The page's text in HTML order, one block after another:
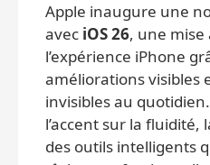
Apple inaugure une
avec iOS 26, une
l’expérience iPhone
améliorations visibles
invisibles au
l’accent sur la
des outils intelligents